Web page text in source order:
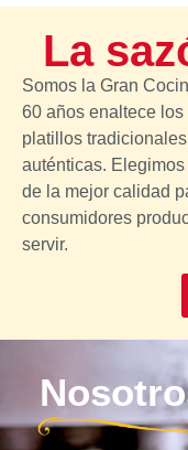
La
Somos la Gran
60 años enaltece
platillos
auténticas.
de la mejor calidad
consumidores
servir.